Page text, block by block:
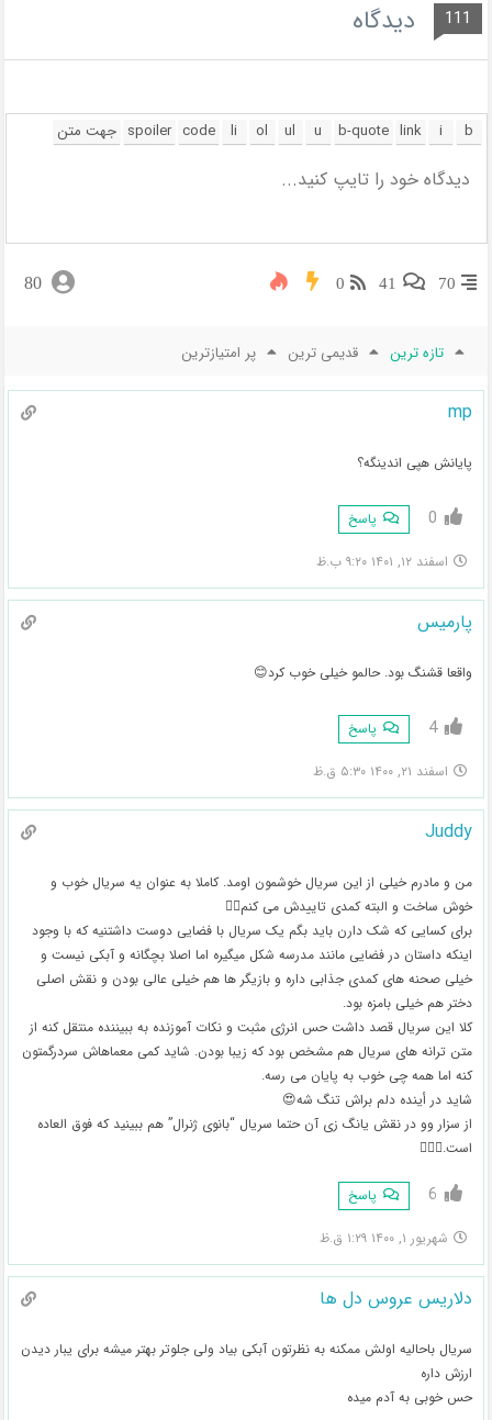
111 دیدگاه
70
41
0
80
تازه ترین قدیمی ترین پر امتیازترین
mp
پایانش هپی اندینگه؟
0 پاسخ
اسفند ۱۲, ۱۴۰۱ ۹:۲۰ ب.ظ
پارمیس
واقعا قشنگ بود. حالمو خیلی خوب کرد😊
4 پاسخ
اسفند ۲۱, ۱۴۰۰ ۵:۳۰ ق.ظ
Juddy
من و مادرم خیلی از این سریال خوشمون اومد. کاملا به عنوان یه سریال خوب و
خوش ساخت و البته کمدی تاییدش می کنم👌🏻
برای کسایی که شک دارن باید بگم یک سریال با فضایی دوست داشتنیه که با وجود
اینکه داستان در فضایی مانند مدرسه شکل میگیره اما اصلا بچگانه و آبکی نیست و
خیلی صحنه های کمدی جذابی داره و بازیگر ها هم خیلی عالی بودن و نقش اصلی
دختر هم خیلی بامزه بود.
کلا این سریال قصد داشت حس انرژی مثبت و نکات آموزنده به ببیننده منتقل کنه از
متن ترانه های سریال هم مشخص بود که زیبا بودن. شاید کمی معماهاش سردرگمتون
کنه اما همه چی خوب به پایان می رسه.
شاید در أینده دلم براش تنگ شه😍
از سزار وو در نقش یانگ زی آن حتما سریال “بانوی ژنرال” هم ببینید که فوق العاده
است.👍🏻😉
6 پاسخ
شهریور ۱, ۱۴۰۰ ۱:۲۹ ق.ظ
دلاریس عروس دل ها
سریال باحالیه اولش ممکنه به نظرتون آبکی بیاد ولی جلوتر بهتر میشه برای یبار دیدن
ارزش داره
حس خوبی به آدم میده